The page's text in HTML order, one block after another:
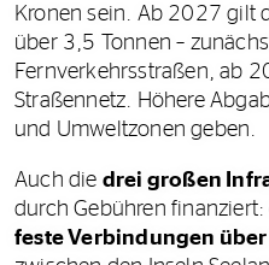
Kronen sein. Ab 2027 gilt
über 3,5 Tonnen –
Fernverkehrsstraßen, ab
Straßennetz. Höhere
und Umweltzonen geben.
Auch die drei großen
durch Gebühren
feste Verbindungen